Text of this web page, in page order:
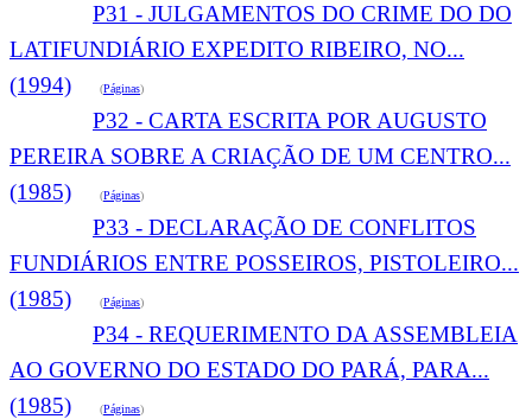
P31 - JULGAMENTOS DO CRIME DO DO
LATIFUNDIÁRIO EXPEDITO RIBEIRO, NO...
(1994) (Páginas)
P32 - CARTA ESCRITA POR AUGUSTO
PEREIRA SOBRE A CRIAÇÃO DE UM CENTRO...
(1985) (Páginas)
P33 - DECLARAÇÃO DE CONFLITOS
FUNDIÁRIOS ENTRE POSSEIROS, PISTOLEIRO...
(1985) (Páginas)
P34 - REQUERIMENTO DA ASSEMBLEIA
AO GOVERNO DO ESTADO DO PARÁ, PARA...
(1985) (Páginas)